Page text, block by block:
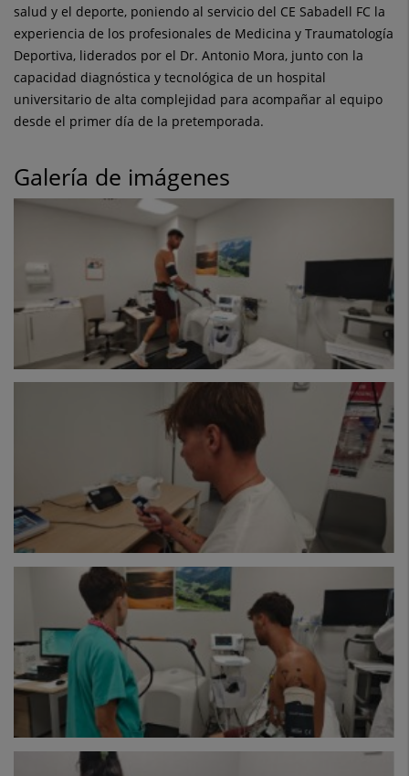
salud y el deporte, poniendo al servicio del CE Sabadell FC la
experiencia de los profesionales de Medicina y Traumatología
Deportiva, liderados por el Dr. Antonio Mora, junto con la
capacidad diagnóstica y tecnológica de un hospital
universitario de alta complejidad para acompañar al equipo
desde el primer día de la pretemporada.
Galería de imágenes